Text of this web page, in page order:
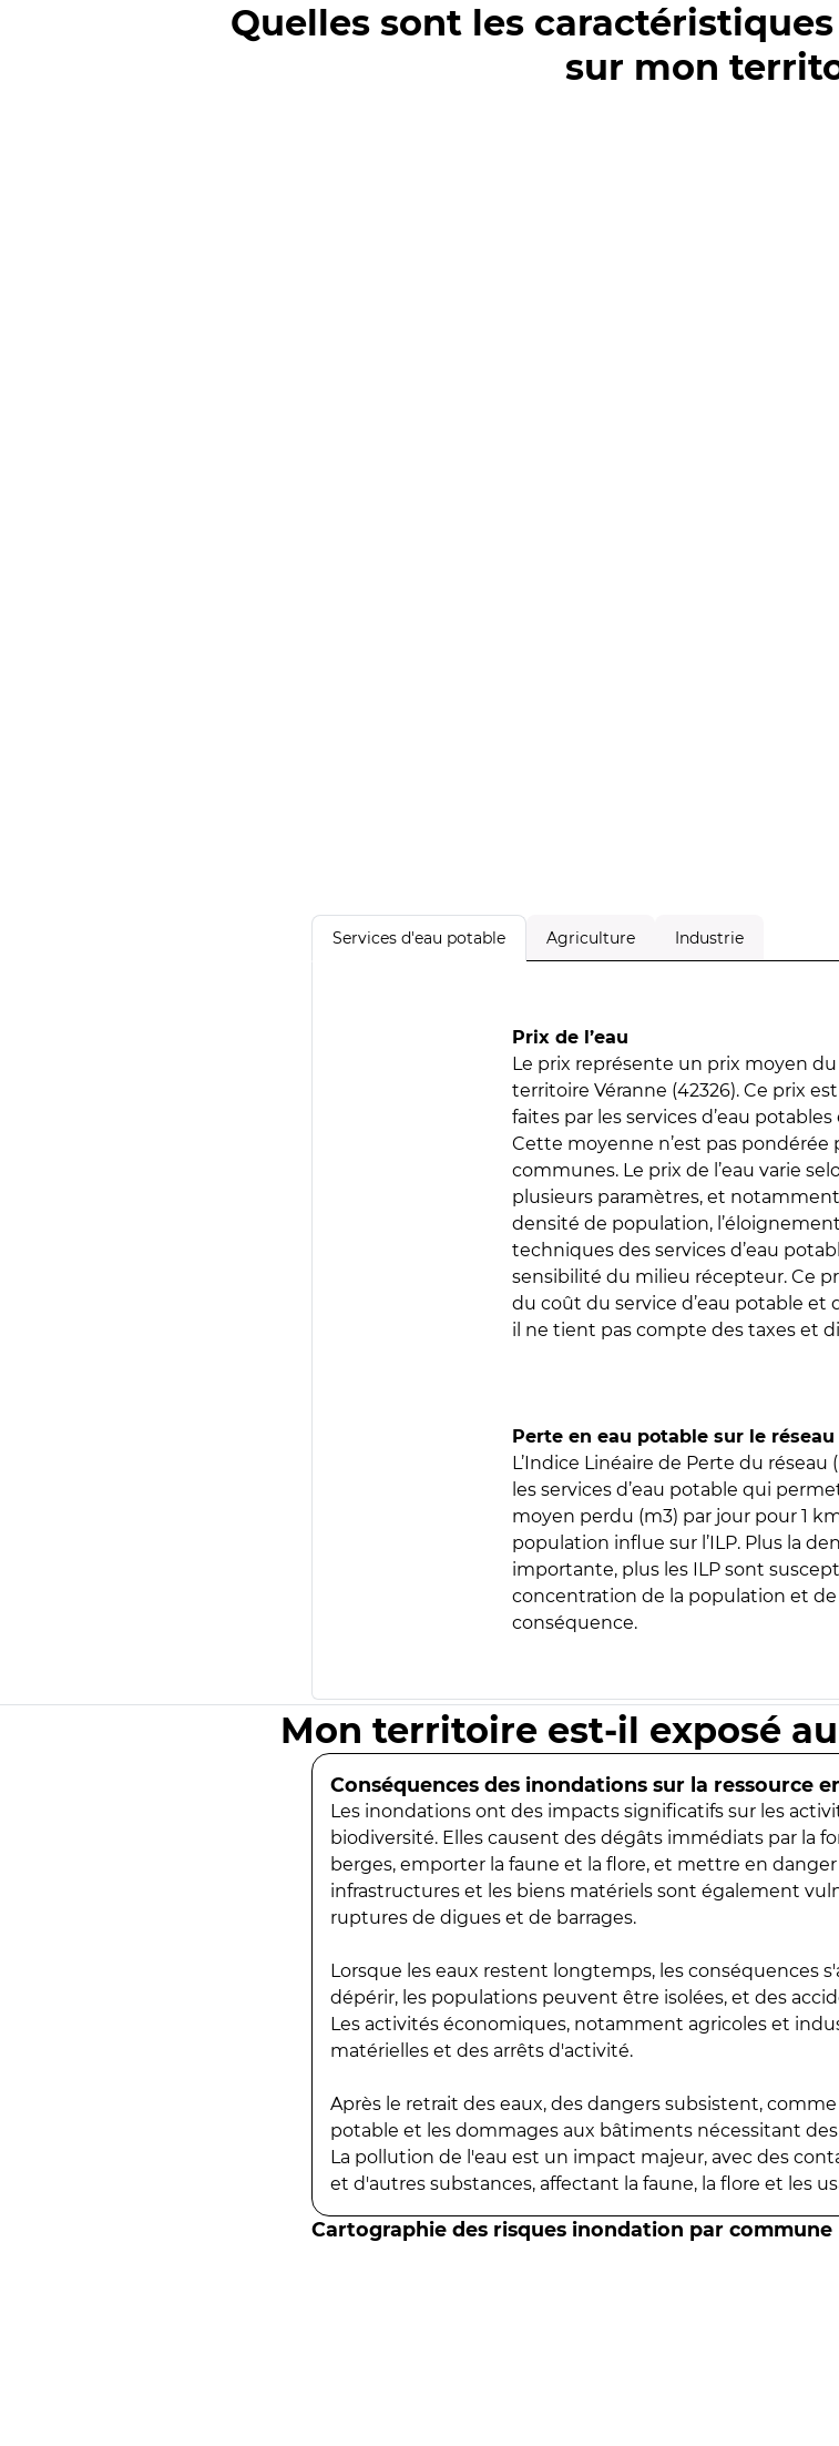
Quelles sont les
sur mon
Services d'eau potable Agriculture Industrie
Prix de l’eau
Le prix représente un prix moyen
territoire Véranne (42326). Ce prix
faites par les services d’eau
Cette moyenne n’est pas pondérée
communes. Le prix de l’eau varie
plusieurs paramètres, et
densité de population,
techniques des services d’eau
sensibilité du milieu récepteur. Ce
du coût du service d’eau potable et
il ne tient pas compte des taxes et
Perte en eau potable sur le réseau
L’Indice Linéaire de Perte du
les services d’eau potable qui
moyen perdu (m3) par jour pour 1
population influe sur l’ILP. Plus la
importante, plus les ILP sont
concentration de la population et
conséquence.
Mon territoire est-il exposé
Conséquences des inondations sur la ressource
Les inondations ont des impacts significatifs sur les
biodiversité. Elles causent des dégâts immédiats par la
berges, emporter la faune et la flore, et mettre en
infrastructures et les biens matériels sont également
ruptures de digues et de barrages.
Lorsque les eaux restent longtemps, les conséquences
dépérir, les populations peuvent être isolées, et des
Les activités économiques, notamment agricoles et
matérielles et des arrêts d'activité.
Après le retrait des eaux, des dangers subsistent,
potable et les dommages aux bâtiments nécessitant
La pollution de l'eau est un impact majeur, avec des
et d'autres substances, affectant la faune, la flore et les
Cartographie des risques inondation par commune